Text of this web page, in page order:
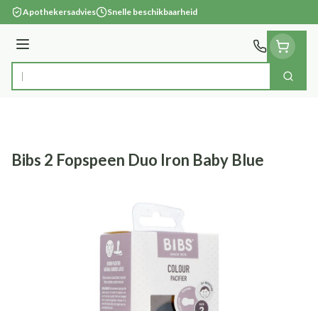
Ga naar de inhoud
Apothekersadvies Snelle beschikbaarheid
Menu
Product, merk, categorie... Zoek
Bibs 2 Fopspeen Duo Iron Baby Blue